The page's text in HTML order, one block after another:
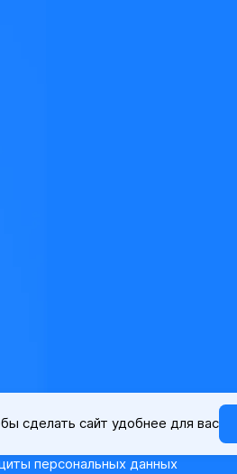
персональных данных
сделать сайт удобнее для вас